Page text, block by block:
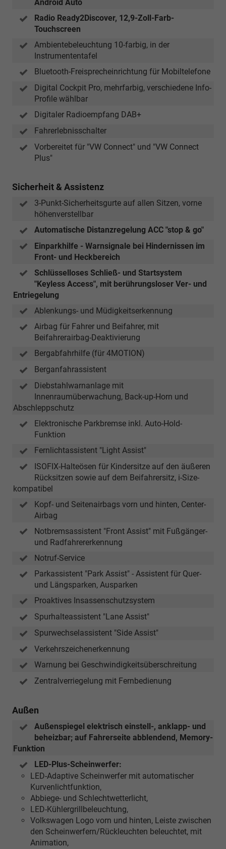
Android Auto
Radio Ready2Discover, 12,9-Zoll-Farb-
Touchscreen
Ambientebeleuchtung 10-farbig, in der
Instrumententafel
Bluetooth-Freisprecheinrichtung für Mobiltelefone
Digital Cockpit Pro, mehrfarbig, verschiedene Info-
Profile wählbar
Digitaler Radioempfang DAB+
Fahrerlebnisschalter
Vorbereitet für "VW Connect" und "VW Connect
Plus"
Sicherheit & Assistenz
3-Punkt-Sicherheitsgurte auf allen Sitzen, vorne
höhenverstellbar
Automatische Distanzregelung ACC "stop & go"
Einparkhilfe - Warnsignale bei Hindernissen im
Front- und Heckbereich
Schlüsselloses Schließ- und Startsystem
"Keyless Access", mit berührungsloser Ver- und
Entriegelung
Ablenkungs- und Müdigkeitserkennung
Airbag für Fahrer und Beifahrer, mit
Beifahrerairbag-Deaktivierung
Bergabfahrhilfe (für 4MOTION)
Berganfahrassistent
Diebstahlwarnanlage mit
Innenraumüberwachung, Back-up-Horn und
Abschleppschutz
Elektronische Parkbremse inkl. Auto-Hold-
Funktion
Fernlichtassistent "Light Assist"
ISOFIX-Halteösen für Kindersitze auf den äußeren
Rücksitzen sowie auf dem Beifahrersitz, i-Size-
kompatibel
Kopf- und Seitenairbags vorn und hinten, Center-
Airbag
Notbremsassistent "Front Assist" mit Fußgänger-
und Radfahrererkennung
Notruf-Service
Parkassistent "Park Assist" - Assistent für Quer-
und Längsparken, Ausparken
Proaktives Insassenschutzsystem
Spurhalteassistent "Lane Assist"
Spurwechselassistent "Side Assist"
Verkehrszeichenerkennung
Warnung bei Geschwindigkeitsüberschreitung
Zentralverriegelung mit Fernbedienung
Außen
Außenspiegel elektrisch einstell-, anklapp- und
beheizbar; auf Fahrerseite abblendend, Memory-
Funktion
LED-Plus-Scheinwerfer:
LED-Adaptive Scheinwerfer mit automatischer
Kurvenlichtfunktion,
Abbiege- und Schlechtwetterlicht,
LED-Kühlergrillbeleuchtung,
Volkswagen Logo vorn und hinten, Leiste zwischen
den Scheinwerfern/Rückleuchten beleuchtet, mit
Animation,